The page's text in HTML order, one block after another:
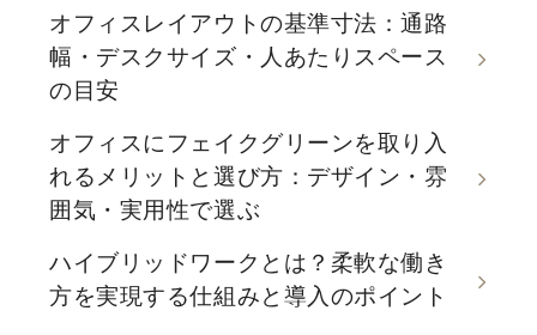
オフィスレイアウトの基準寸法：通路
幅・デスクサイズ・人あたりスペース
の目安
オフィスにフェイクグリーンを取り入
れるメリットと選び方：デザイン・雰
囲気・実用性で選ぶ
ハイブリッドワークとは？柔軟な働き
方を実現する仕組みと導入のポイント